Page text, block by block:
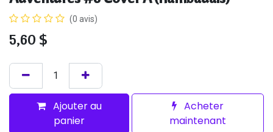
(0 avis)
5,60 $
Ajouter au
panier
Acheter
maintenant